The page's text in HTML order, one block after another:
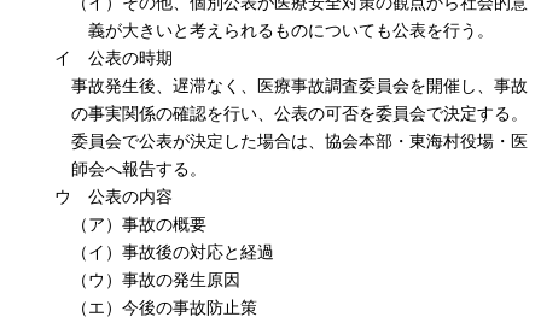
義が大きいと考えられるものについても公表を行う。
イ 公表の時期
事故発生後、遅滞なく、医療事故調査委員会を開催し、事故
の事実関係の確認を行い、公表の可否を委員会で決定する。
委員会で公表が決定した場合は、協会本部・東海村役場・医
師会へ報告する。
ウ 公表の内容
（ア）事故の概要
（イ）事故後の対応と経過
（ウ）事故の発生原因
（エ）今後の事故防止策